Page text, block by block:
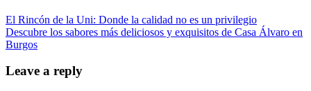
El Rincón de la Uni: Donde la calidad no es un privilegio
Descubre los sabores más deliciosos y exquisitos de Casa Álvaro en
Burgos
Leave a reply